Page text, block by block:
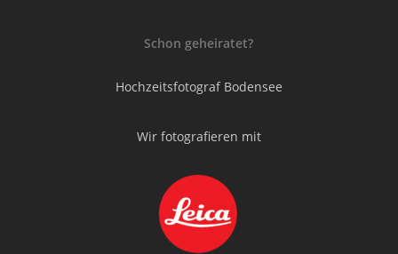
Schon geheiratet?
Hochzeitsfotograf Bodensee
Wir fotografieren mit